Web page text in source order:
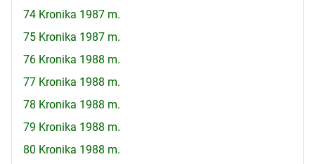
74 Kronika 1987 m.
75 Kronika 1987 m.
76 Kronika 1988 m.
77 Kronika 1988 m.
78 Kronika 1988 m.
79 Kronika 1988 m.
80 Kronika 1988 m.